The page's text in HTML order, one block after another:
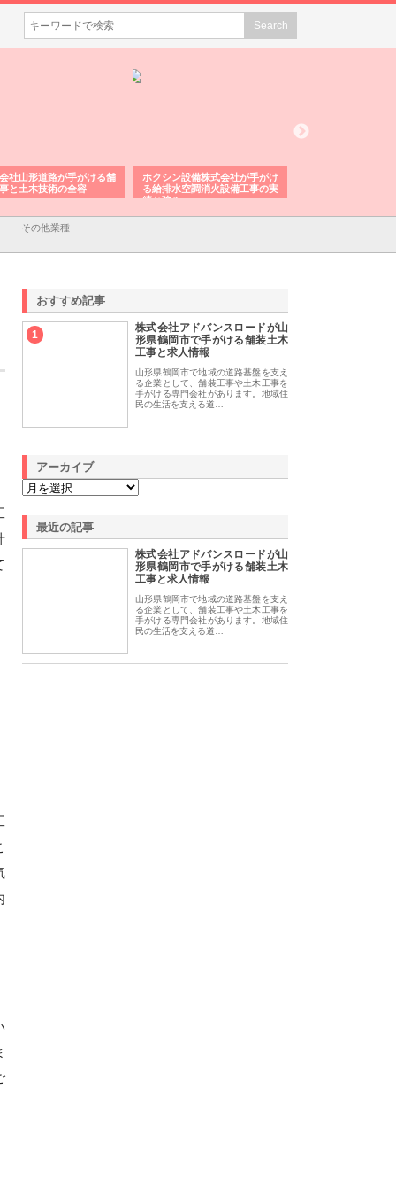
社山形道路が手がける舗
と土木技術の全容
ホクシン設備株式会社が手がけ
る給排水空調消火設備工事の実
績と強み
その他業種
おすすめ記事
1
株式会社アドバンスロードが山
形県鶴岡市で手がける舗装土木
工事と求人情報
山形県鶴岡市で地域の道路基盤を支え
る企業として、舗装工事や土木工事を
手がける専門会社があります。地域住
民の生活を支える道…
アーカイブ
最近の記事
株式会社アドバンスロードが山
形県鶴岡市で手がける舗装土木
工事と求人情報
山形県鶴岡市で地域の道路基盤を支え
る企業として、舗装工事や土木工事を
手がける専門会社があります。地域住
民の生活を支える道…